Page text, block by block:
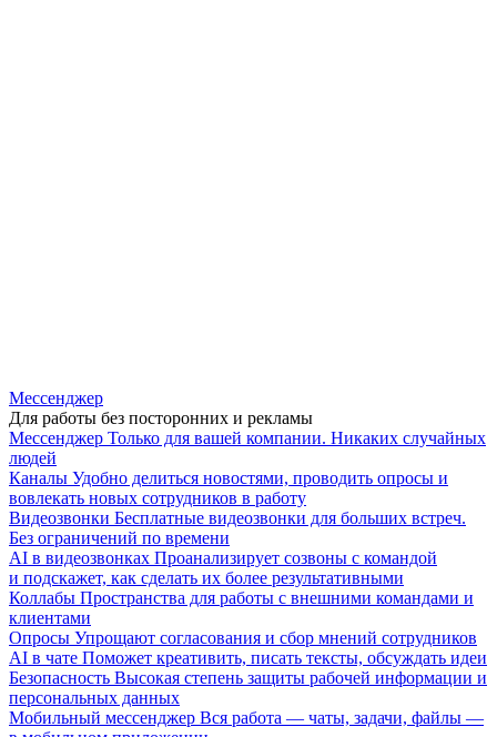
Мессенджер
Для работы без посторонних и рекламы
Мессенджер Только для вашей компании. Никаких случайных
людей
Каналы Удобно делиться новостями, проводить опросы и
вовлекать новых сотрудников в работу
Видеозвонки Бесплатные видеозвонки для больших встреч.
Без ограничений по времени
AI в видеозвонках Проанализирует созвоны с командой
и подскажет, как сделать их более результативными
Коллабы Пространства для работы с внешними командами и
клиентами
Опросы Упрощают согласования и сбор мнений сотрудников
AI в чате Поможет креативить, писать тексты, обсуждать идеи
Безопасность Высокая степень защиты рабочей информации и
персональных данных
Мобильный мессенджер Вся работа — чаты, задачи, файлы —